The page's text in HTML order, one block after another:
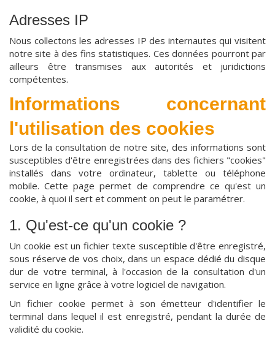
Adresses IP
Nous collectons les adresses IP des internautes qui visitent
notre site à des fins statistiques. Ces données pourront par
ailleurs être transmises aux autorités et juridictions
compétentes.
Informations concernant
l'utilisation des cookies
Lors de la consultation de notre site, des informations sont
susceptibles d'être enregistrées dans des fichiers "cookies"
installés dans votre ordinateur, tablette ou téléphone
mobile. Cette page permet de comprendre ce qu'est un
cookie, à quoi il sert et comment on peut le paramétrer.
1. Qu'est-ce qu'un cookie ?
Un cookie est un fichier texte susceptible d'être enregistré,
sous réserve de vos choix, dans un espace dédié du disque
dur de votre terminal, à l'occasion de la consultation d'un
service en ligne grâce à votre logiciel de navigation.
Un fichier cookie permet à son émetteur d'identifier le
terminal dans lequel il est enregistré, pendant la durée de
validité du cookie.